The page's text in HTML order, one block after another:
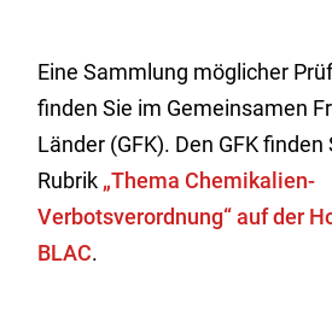
Eine Sammlung möglicher
finden Sie im Gemeinsamen
Länder (GFK). Den GFK
Rubrik „Thema Chemikalien-
Verbotsverordnung“ auf der
BLAC.